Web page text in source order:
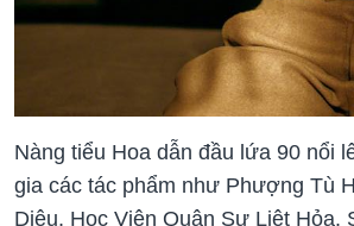
Nàng tiểu Hoa dẫn đầu lứa 90 nổi
gia các tác phẩm như Phượng Tù
Diêu, Học Viện Quân Sự Liệt Hỏa.